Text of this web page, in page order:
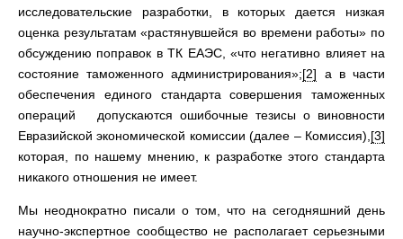
исследовательские разработки, в которых дается низкая
оценка результатам «растянувшейся во времени работы» по
обсуждению поправок в ТК ЕАЭС, «что негативно влияет на
состояние таможенного администрирования»;[2] а в части
обеспечения единого стандарта совершения таможенных
операций допускаются ошибочные тезисы о виновности
Евразийской экономической комиссии (далее – Комиссия), [3]
которая, по нашему мнению, к разработке этого стандарта
никакого отношения не имеет.
Мы неоднократно писали о том, что на сегодняшний день
научно-экспертное сообщество не располагает серьезными